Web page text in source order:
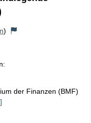
)
der Finanzen (BMF)